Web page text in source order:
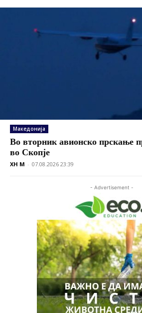
Македонија
Во вторник авионско прскање
во Скопје
XH M - 07.08.2026 23:39
- Advertisement -